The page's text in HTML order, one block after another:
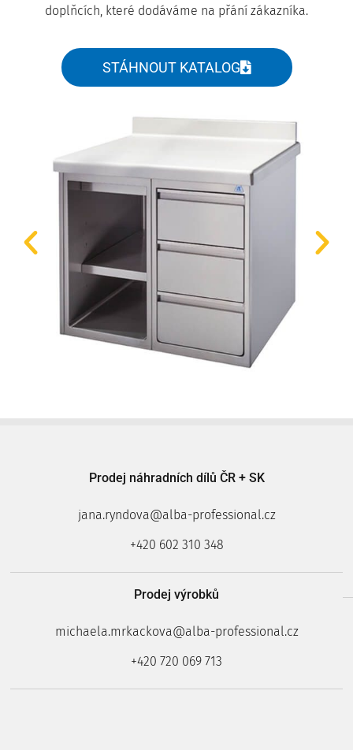
doplňcích, které dodáváme na přání zákazníka.
STÁHNOUT KATALOG
Prodej náhradních dílů ČR + SK
jana.ryndova@alba-professional.cz
+420 602 310 348
Prodej výrobků
michaela.mrkackova@alba-professional.cz
+420 720 069 713